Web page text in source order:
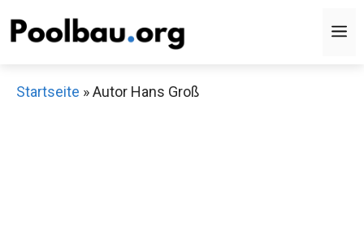
Inhalt
Startseite »Autor Hans Groß